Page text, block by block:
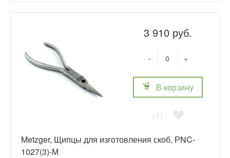
3 910 руб.
- +
В корзину
Metzger, Щипцы для изготовления скоб, РNC-
1027(3)-М